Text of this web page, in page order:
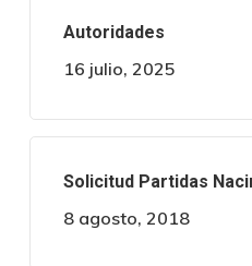
Autoridades
16 julio, 2025
Solicitud Partidas
8 agosto, 2018